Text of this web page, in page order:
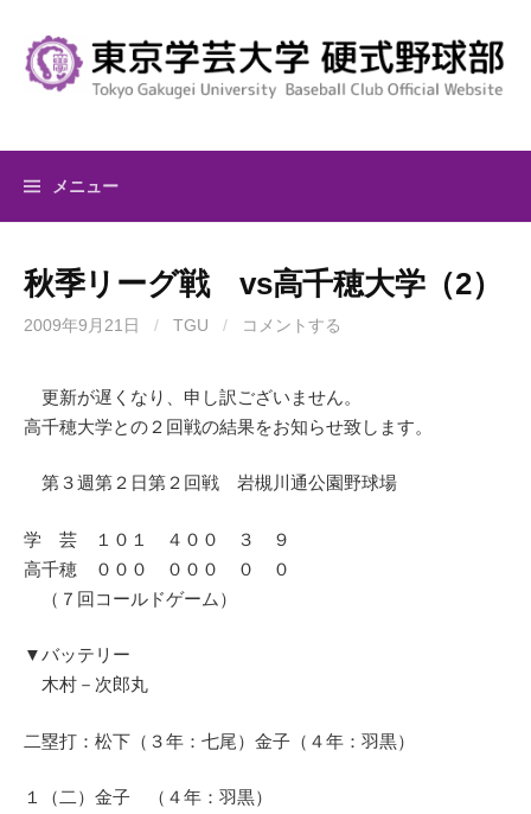
キ
メニュー
秋季リーグ戦 vs高千穂大学（2）
2009年9月21日 / TGU / コメントする
更新が遅くなり、申し訳ございません。
高千穂大学との２回戦の結果をお知らせ致します。
第３週第２日第２回戦 岩槻川通公園野球場
学 芸 １０１ ４００ ３ ９
高千穂 ０００ ０００ ０ ０
（７回コールドゲーム）
▼バッテリー
木村－次郎丸
二塁打：松下（３年：七尾）金子（４年：羽黒）
１（二）金子 （４年：羽黒）